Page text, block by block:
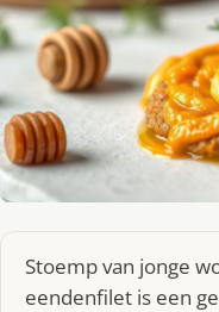
Stoemp van jonge
eendenfilet is een